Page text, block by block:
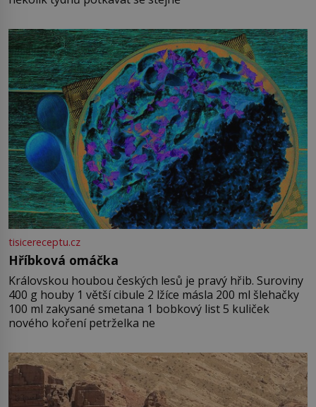
tisicereceptu.cz
Hříbková omáčka
Královskou houbou českých lesů je pravý hřib. Suroviny
400 g houby 1 větší cibule 2 lžíce másla 200 ml šlehačky
100 ml zakysané smetana 1 bobkový list 5 kuliček
nového koření petrželka ne